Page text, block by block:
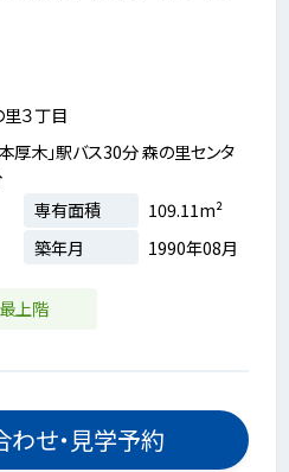
３丁目
厚木」駅バス30分 森の里センタ
専有面積
109.11m²
築年月 1990年08月
最上階
わせ・見学予約